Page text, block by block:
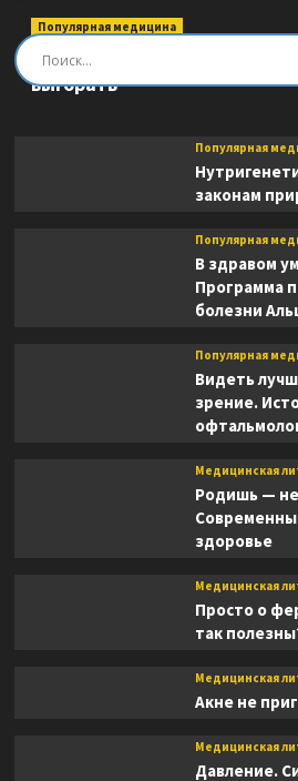
Популярная медицина
Быть врачом. Как
выгорать
Популярная
законам
Популярная
В здравом
Программа
болезни
Популярная
Видеть
зрение.
Медицинская
Родишь —
здоровье
Медицинская
Просто о
так
Медицинская
Акне не
Медицинская
Давление.